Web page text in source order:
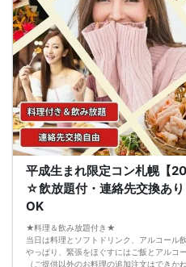
4. イベントページ内の「お申し込み状況」
数、男女比率と異なる可能性がございます。
5. 当日は店舗の外ではなく店舗内で受付い
で来た」旨をお伝えください。
6. お釣りの用意はございませんので、出
7. 当日は年齢確認のできる身分証をお持ち
ことが発覚した場合、参加費を全額徴収し
8. 15分以上の遅刻はキャンセルとみなす可
9. 当日受付にお越しになってからのキャン
10. イベント中止に伴うユーザーへの返金
泊費、通信費等の返金は行いません。
11. 領収書の発行はいたしかねます。
お申し込みが完了した時点で上記すべての
8/8(土)アラサー夜コン札幌
平成生まれ限定コン札幌【
☆飲放題付・連絡先交換あ
OK
★料理＆飲み放題付き★
当日は料理とソフトドリンク、アルコール
やっぱり、緊張をほぐすにはご飯とアルコ
（ご提供以外のお料理の追加注文はできか